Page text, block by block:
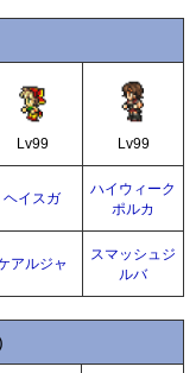
Lv99 Lv99
ヘイスガ
ハイウィーク
ポルカ
アルジャ
スマッシュジ
ルバ